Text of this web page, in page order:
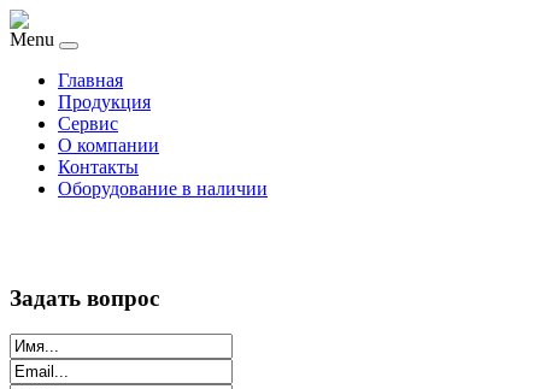
Menu
Главная
Продукция
Сервис
О компании
Контакты
Оборудование в наличии
Задать вопрос